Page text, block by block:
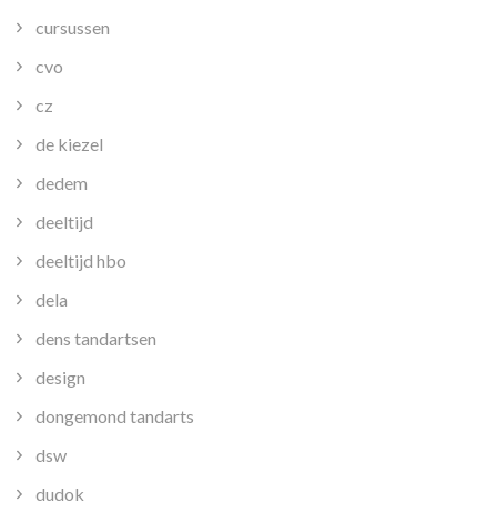
cursussen
cvo
cz
de kiezel
dedem
deeltijd
deeltijd hbo
dela
dens tandartsen
design
dongemond tandarts
dsw
dudok